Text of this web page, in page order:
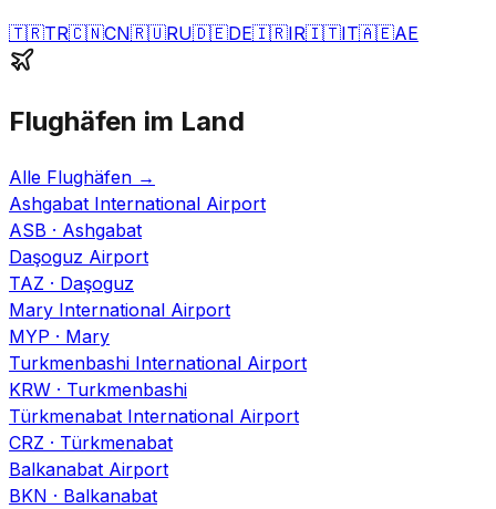
🇹🇷TR🇨🇳CN🇷🇺RU🇩🇪DE🇮🇷IR🇮🇹IT🇦🇪AE
Flughäfen im Land
Alle Flughäfen →
Ashgabat International Airport
ASB · Ashgabat
Daşoguz Airport
TAZ · Daşoguz
Mary International Airport
MYP · Mary
Turkmenbashi International Airport
KRW · Turkmenbashi
Türkmenabat International Airport
CRZ · Türkmenabat
Balkanabat Airport
BKN · Balkanabat